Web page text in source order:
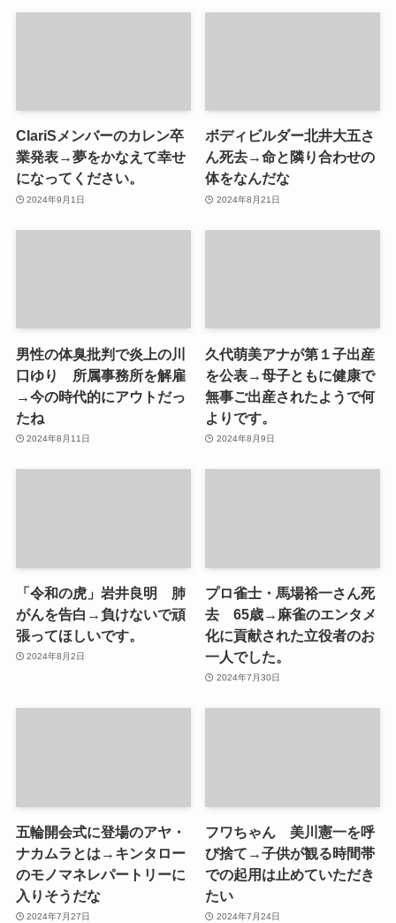
ClariSメンバーのカレン卒
業発表→夢をかなえて幸せ
になってください。
2024年9月1日
ボディビルダー北井大五さ
ん死去→命と隣り合わせの
体をなんだな
2024年8月21日
男性の体臭批判で炎上の川
口ゆり 所属事務所を解雇
→今の時代的にアウトだっ
たね
2024年8月11日
久代萌美アナが第１子出産
を公表→母子ともに健康で
無事ご出産されたようで何
よりです。
2024年8月9日
「令和の虎」岩井良明 肺
がんを告白→負けないで頑
張ってほしいです。
2024年8月2日
プロ雀士・馬場裕一さん死
去 65歳→麻雀のエンタメ
化に貢献された立役者のお
一人でした。
2024年7月30日
五輪開会式に登場のアヤ・
ナカムラとは→キンタロー
のモノマネレパートリーに
入りそうだな
2024年7月27日
フワちゃん 美川憲一を呼
び捨て→子供が観る時間帯
での起用は止めていただき
たい
2024年7月24日